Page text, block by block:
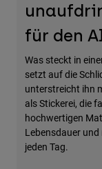
für den
Was steckt in
setzt auf die
unterstreicht ihn
als Stickerei, die
hochwertigen
Lebensdauer
jeden Tag.